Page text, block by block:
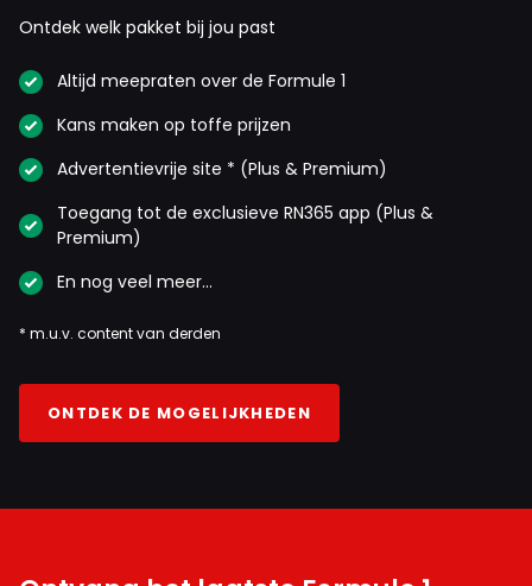
Ontdek welk pakket bij jou past
Altijd meepraten over de Formule 1
Kans maken op toffe prijzen
Advertentievrije site * (Plus & Premium)
Toegang tot de exclusieve RN365 app (Plus &
Premium)
En nog veel meer…
* m.u.v. content van derden
ONTDEK DE MOGELIJKHEDEN